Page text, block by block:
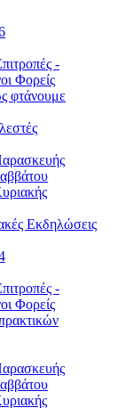
-
Φορείς
φτάνουμε
Εκδηλώσεις
-
Φορείς